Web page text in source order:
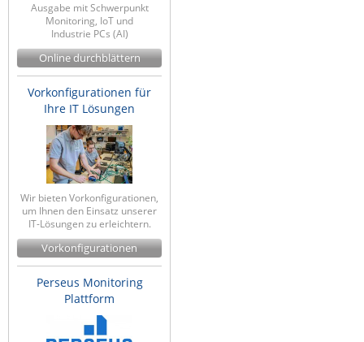
Ausgabe mit Schwerpunkt
Monitoring, IoT und
Industrie PCs (AI)
Online durchblättern
Vorkonfigurationen für
Ihre IT Lösungen
Wir bieten Vorkonfigurationen,
um Ihnen den Einsatz unserer
IT-Lösungen zu erleichtern.
Vorkonfigurationen
Perseus Monitoring
Plattform